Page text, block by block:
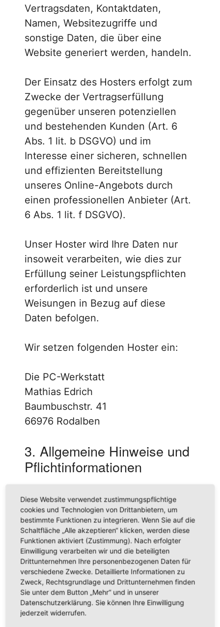
Vertragsdaten, Kontaktdaten,
Namen, Websitezugriffe und
sonstige Daten, die über eine
Website generiert werden, handeln.
Der Einsatz des Hosters erfolgt zum
Zwecke der Vertragserfüllung
gegenüber unseren potenziellen
und bestehenden Kunden (Art. 6
Abs. 1 lit. b DSGVO) und im
Interesse einer sicheren, schnellen
und effizienten Bereitstellung
unseres Online-Angebots durch
einen professionellen Anbieter (Art.
6 Abs. 1 lit. f DSGVO).
Unser Hoster wird Ihre Daten nur
insoweit verarbeiten, wie dies zur
Erfüllung seiner Leistungspflichten
erforderlich ist und unsere
Weisungen in Bezug auf diese
Daten befolgen.
Wir setzen folgenden Hoster ein:
Die PC-Werkstatt
Mathias Edrich
Baumbuschstr. 41
66976 Rodalben
3. Allgemeine Hinweise und
Pflicht­informationen
Die Betreiber dieser Seiten nehmen
den Schutz Ihrer persönlichen Daten
sehr ernst. Wir behandeln Ihre
personenbezogenen Daten
vertraulich und entsprechend den
gesetzlichen
Datenschutzvorschriften sowie
dieser Datenschutzerklärung.
Diese Website verwendet zustimmungspflichtige
cookies und Technologien von Drittanbietern, um
bestimmte Funktionen zu integrieren. Wenn Sie auf die
Schaltfläche „Alle akzeptieren“ klicken, werden diese
Funktionen aktiviert (Zustimmung). Nach erfolgter
Einwilligung verarbeiten wir und die beteiligten
Drittunternehmen Ihre personenbezogenen Daten für
verschiedene Zwecke. Detaillierte Informationen zu
Zweck, Rechtsgrundlage und Drittunternehmen finden
Sie unter dem Button „Mehr“ und in unserer
Datenschutzerklärung. Sie können Ihre Einwilligung
jederzeit widerrufen.